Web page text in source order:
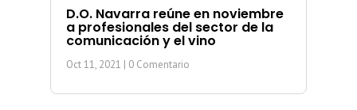
D.O. Navarra reúne en noviembre
a profesionales del sector de la
comunicación y el vino
Oct 11, 2021 | 0 Comentario